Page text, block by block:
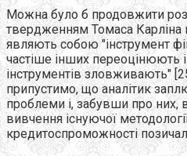
Можна було б продовжити
твердженням Томаса Карліна
являють собою "інструмент
частіше інших переоцінюють
інструментів зловживають"
припустимо, що аналітик
проблеми і, забувши про
вивчення існуючої
кредитоспроможності